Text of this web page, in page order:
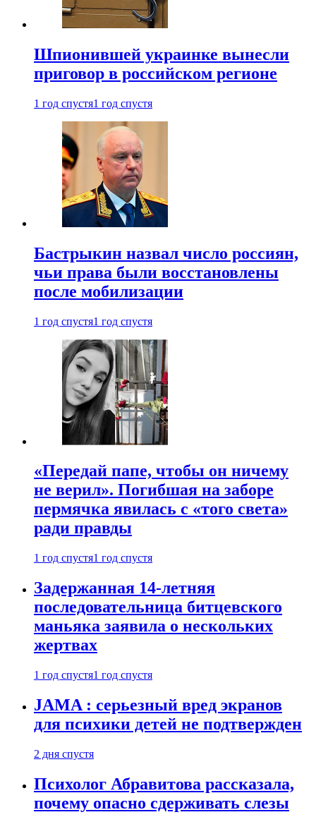
Шпионившей украинке вынесли
приговор в российском регионе
1 год спустя1 год спустя
Бастрыкин назвал число россиян,
чьи права были восстановлены
после мобилизации
1 год спустя1 год спустя
«Передай папе, чтобы он ничему
не верил». Погибшая на заборе
пермячка явилась с «того света»
ради правды
1 год спустя1 год спустя
Задержанная 14-летняя
последовательница битцевского
маньяка заявила о нескольких
жертвах
1 год спустя1 год спустя
JAMA : серьезный вред экранов
для психики детей не подтвержден
2 дня спустя
Психолог Абравитова рассказала,
почему опасно сдерживать слезы